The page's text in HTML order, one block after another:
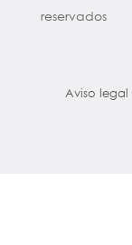
reservados
Aviso legal